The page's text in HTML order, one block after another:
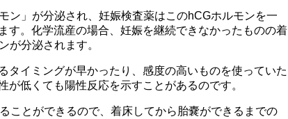
ン」が分泌され、妊娠検査薬はこのhCGホルモンを一
す。化学流産の場合、妊娠を継続できなかったものの着
が分泌されます。
タイミングが早かったり、感度の高いものを使っていた
が低くても陽性反応を示すことがあるのです。
ことができるので、着床してから胎嚢ができるまでの